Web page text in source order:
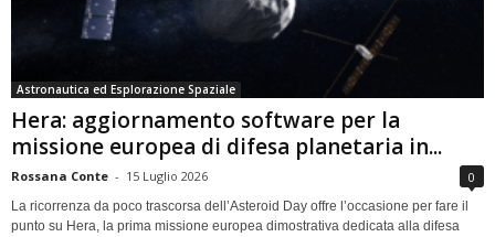
Astronautica ed Esplorazione Spaziale
Hera: aggiornamento software per la
missione europea di difesa planetaria in...
Rossana Conte - 15 Luglio 2026 0
La ricorrenza da poco trascorsa dell’Asteroid Day offre l’occasione per fare il
punto su Hera, la prima missione europea dimostrativa dedicata alla difesa